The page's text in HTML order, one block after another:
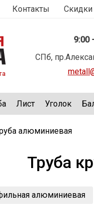
Контакты Скидки
9:00
СПб,
Лист Уголок
алюминиевая
Труба
алюминиевая